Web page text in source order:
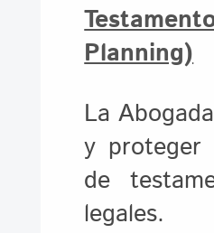
Planning)
La
y proteger
de
legales.